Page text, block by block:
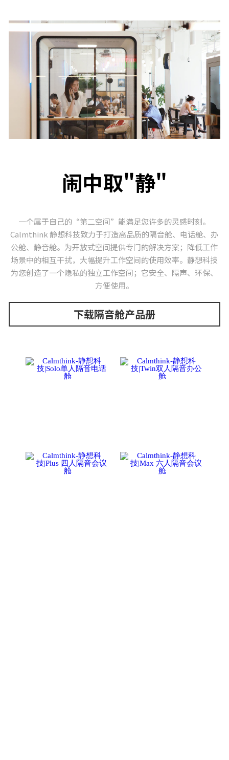
闹中取"静"
一个属于自己的“第二空间”能满足您许多的灵感时刻。
Calmthink 静想科技致力于打造高品质的隔音舱、电话舱、办
公舱、静音舱。为开放式空间提供专门的解决方案；降低工作
场景中的相互干扰，大幅提升工作空间的使用效率。静想科技
为您创造了一个隐私的独立工作空间；它安全、隔声、环保、
方便使用。
下载隔音舱产品册